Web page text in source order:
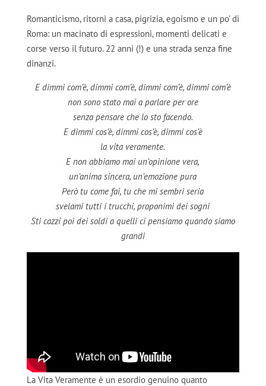
Romanticismo, ritorni a casa, pigrizia, egoismo e un po’ di
Roma: un macinato di espressioni, momenti delicati e
corse verso il futuro. 22 anni (!) e una strada senza fine
dinanzi.
E dimmi com’è, dimmi com’è, dimmi com’è, dimmi com’è
non sono stato mai a parlare per ore
senza pensare che lo sto facendo.
E dimmi cos’è, dimmi cos’è, dimmi cos’è
la vita veramente.
E non abbiamo mai un’opinione vera,
un’anima sincera, un’emozione pura
Però tu come fai, tu che mi sembri seria
svelami tutti i trucchi, proponimi dei sogni
Sti cazzi poi dei soldi a quelli ci pensiamo quando siamo
grandi
La Vita Veramente è un esordio genuino quanto